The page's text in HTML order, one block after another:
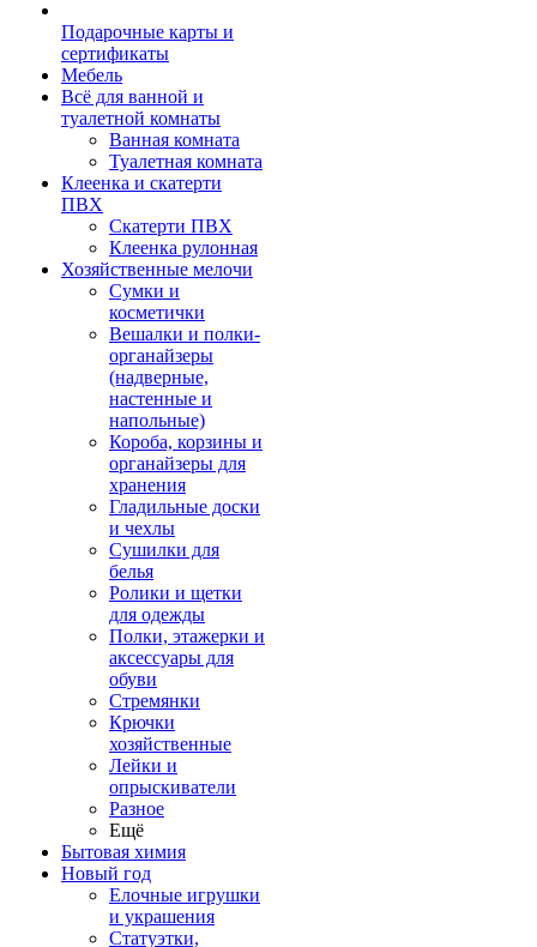
Подарочные карты и
сертификаты
Мебель
Всё для ванной и
туалетной комнаты
Ванная комната
Туалетная комната
Клеенка и скатерти
ПВХ
Скатерти ПВХ
Клеенка рулонная
Хозяйственные мелочи
Сумки и
косметички
Вешалки и полки-
органайзеры
(надверные,
настенные и
напольные)
Короба, корзины и
органайзеры для
хранения
Гладильные доски
и чехлы
Сушилки для
белья
Ролики и щетки
для одежды
Полки, этажерки и
аксессуары для
обуви
Стремянки
Крючки
хозяйственные
Лейки и
опрыскиватели
Разное
Ещё
Бытовая химия
Новый год
Елочные игрушки
и украшения
Статуэтки,